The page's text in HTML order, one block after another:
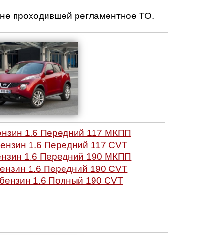
проходившей регламентное ТО.
1.6 Передний 117 МКПП
1.6 Передний 117 CVT
1.6 Передний 190 МКПП
1.6 Передний 190 CVT
1.6 Полный 190 CVT